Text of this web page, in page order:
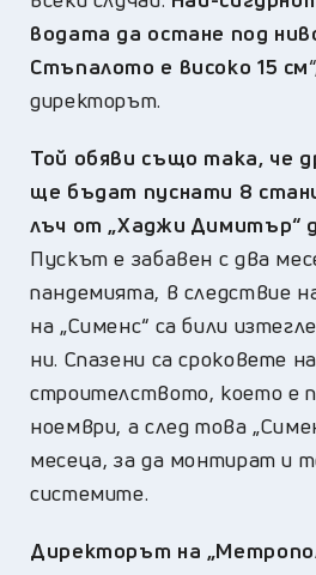
водата да остане под
Стъпалото е високо 15 см
директорът.
Той обяви също така, че
ще бъдат пуснати 8
лъч от „Хаджи Димитър“
Пускът е забавен с два
пандемията, в следствие
на „Сименс“ са били
ни. Спазени са сроковете на
строителството, което е
ноември, а след това
месеца, за да монтират и
системите.
Директорът на